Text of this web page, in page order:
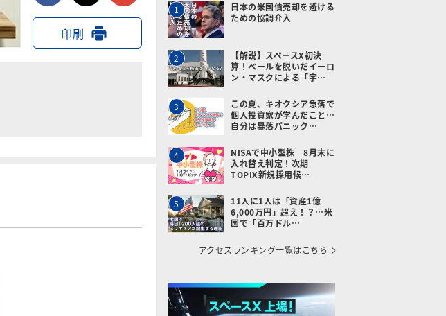
印刷
1
日本の米国債売却を避ける
ための協調介入
2
【解説】スペースX初決
算！ベールを脱いだイーロ
ン・マスクによる「宇…
3
この夏、キオクシア急落で
個人投資家が学んだこと…
自分は暴落パニック…
4
NISAで中小型株 8月末に
入れ替え判定！次期
TOPIX新規採用候…
5
11人に1人は「資産1億
6,000万円」超え！？…米
国で「百万ドル…
アクセスランキング一覧はこちら